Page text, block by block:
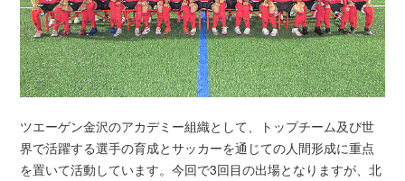
ツエーゲン金沢のアカデミー組織として、トップチーム及び世
界で活躍する選手の育成とサッカーを通じての人間形成に重点
を置いて活動しています。今回で3回目の出場となりますが、北